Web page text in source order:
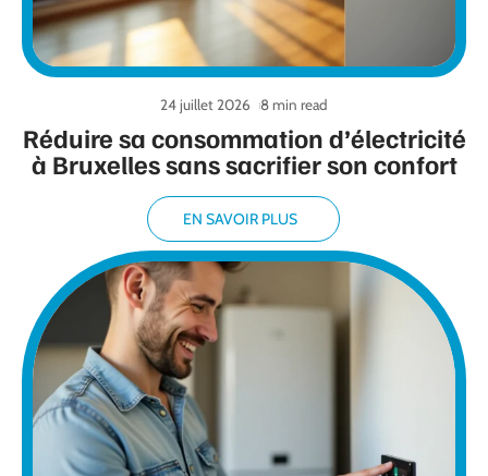
Réduire sa consommation d’électricité
à Bruxelles sans sacrifier son confort
24 juillet 2026 8 min read
EN SAVOIR PLUS